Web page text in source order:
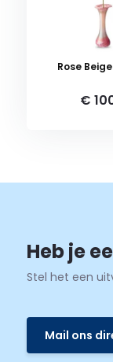
Rose
€
Heb je
Stel het een
Mail ons